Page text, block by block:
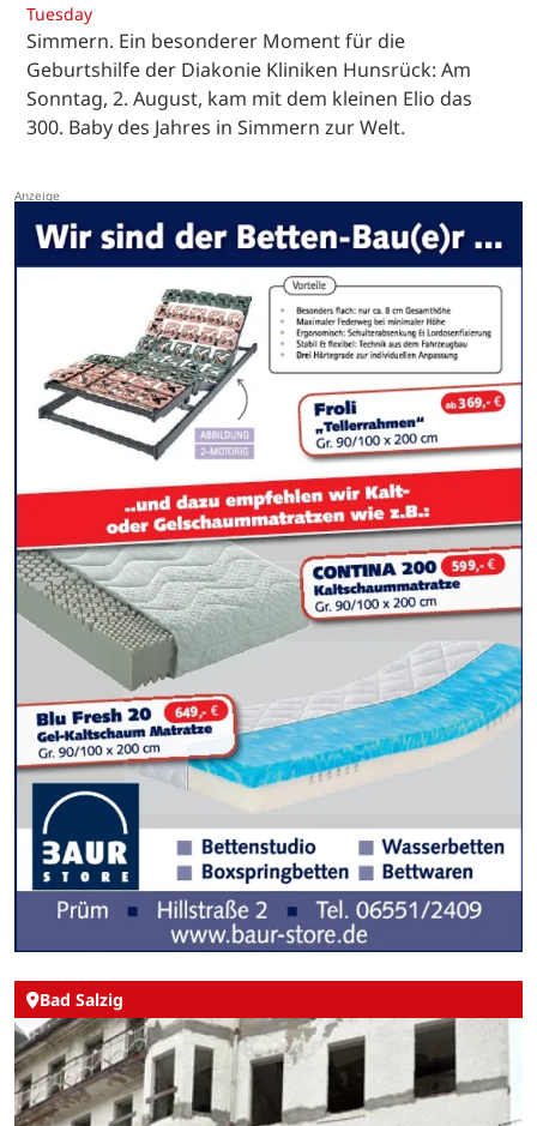
Tuesday
Simmern. Ein besonderer Moment für die
Geburtshilfe der Diakonie Kliniken Hunsrück: Am
Sonntag, 2. August, kam mit dem kleinen Elio das
300. Baby des Jahres in Simmern zur Welt.
Bad Salzig